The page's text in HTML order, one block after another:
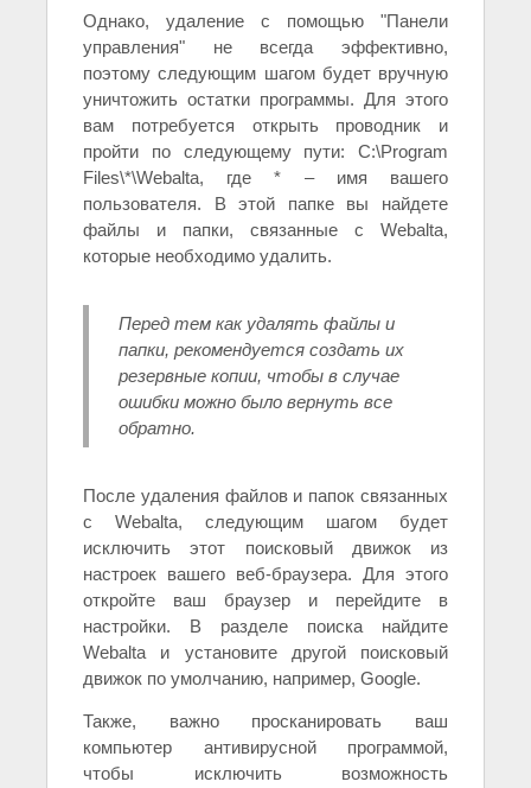
Однако, удаление с помощью "Панели
управления" не всегда эффективно,
поэтому следующим шагом будет вручную
уничтожить остатки программы. Для этого
вам потребуется открыть проводник и
пройти по следующему пути: C:\Program
Files\*\Webalta, где * – имя вашего
пользователя. В этой папке вы найдете
файлы и папки, связанные с Webalta,
которые необходимо удалить.
Перед тем как удалять файлы и
папки, рекомендуется создать их
резервные копии, чтобы в случае
ошибки можно было вернуть все
обратно.
После удаления файлов и папок связанных
с Webalta, следующим шагом будет
исключить этот поисковый движок из
настроек вашего веб-браузера. Для этого
откройте ваш браузер и перейдите в
настройки. В разделе поиска найдите
Webalta и установите другой поисковый
движок по умолчанию, например, Google.
Также, важно просканировать ваш
компьютер антивирусной программой,
чтобы исключить возможность